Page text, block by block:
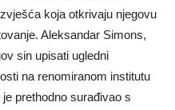
koja otkrivaju njegovu
Aleksandar Simons,
sin upisati ugledni
na renomiranom institutu
prethodno surađivao s